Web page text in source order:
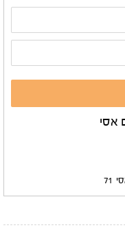
אסי
71